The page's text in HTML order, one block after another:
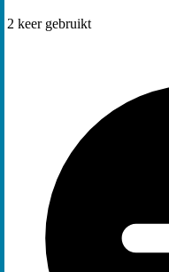
2 keer gebruikt